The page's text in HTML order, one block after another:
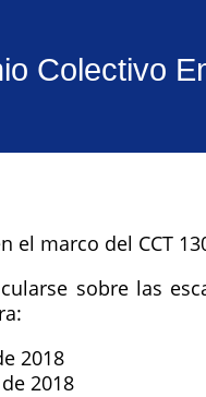
Colectivo
el marco del CCT
sobre las
2018
2018